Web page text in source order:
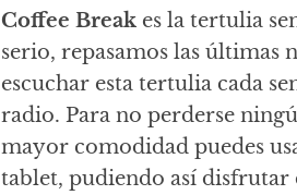
Coffee Break es la tertulia
serio, repasamos las últimas
escuchar esta tertulia cada
radio. Para no perderse
mayor comodidad puedes
tablet, pudiendo así disfrutar